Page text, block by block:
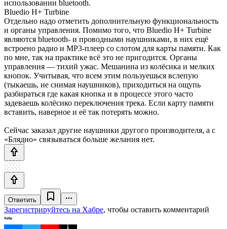
использовании bluetooth.
Bluedio H+ Turbine
Отдельно надо отметить дополнительную функциональность
и органы управления. Помимо того, что Bluedio H+ Turbine
являются bluetooth- и проводными наушниками, в них ещё
встроено радио и MP3-плеер со слотом для карты памяти. Как
по мне, так на практике всё это не пригодится. Органы
управления — тихий ужас. Мешанина из колёсика и мелких
кнопок. Учитывая, что всем этим пользуешься вслепую
(тыкаешь, не снимая наушников), приходиться на ощупь
разбираться где какая кнопка и в процессе этого часто
задеваешь колёсико переключения трека. Если карту памяти
вставить, наверное и её так потерять можно.
Сейчас заказал другие наушники другого производителя, а с
«Блядио» связываться больше желания нет.
Ответить
Зарегистрируйтесь на Хабре, чтобы оставить комментарий